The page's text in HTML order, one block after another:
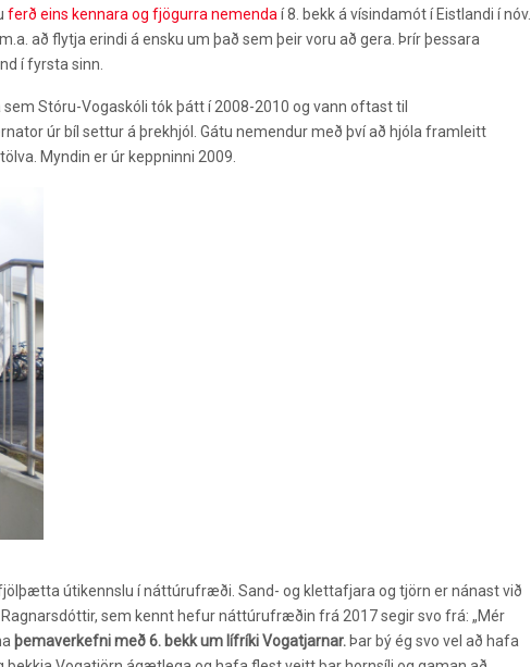
ferð eins kennara og fjögurra nemendaí 8. bekk á vísindamót í Eistlandi í nóv.
að flytja erindi á ensku um það sem þeir voru að gera. Þrír þessara
í fyrsta sinn.
Stóru-Vogaskóli tók þátt í 2008-2010 og vann oftast til
úr bíl settur á þrekhjól. Gátu nemendur með því að hjóla framleitt
Myndin er úr keppninni 2009.
útikennslu í náttúrufræði. Sand- og klettafjara og tjörn er nánast við
sem kennt hefur náttúrufræðin frá 2017 segir svo frá: „Mér
þemaverkefni með 6. bekk um lífríki Vogatjarnar. Þar bý ég svo vel að hafa